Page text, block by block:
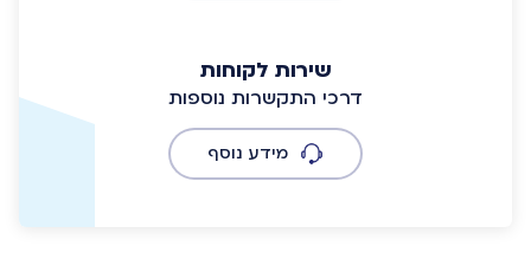
שירות לקוחות
דרכי התקשרות נוספות
מידע נוסף